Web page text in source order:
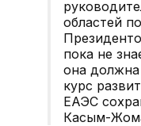
областей
пока не
она
курс
ЕАЭС
Касым-